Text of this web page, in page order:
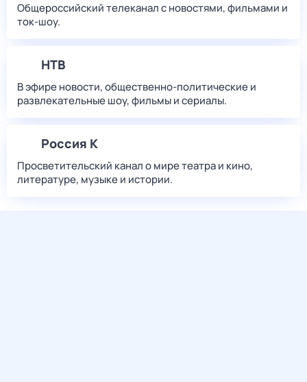
Общероссийский телеканал с новостями, фильмами и
ток-шоу.
НТВ
В эфире новости, общественно-политические и
развлекательные шоу, фильмы и сериалы.
Россия К
Просветительский канал о мире театра и кино,
литературе, музыке и истории.